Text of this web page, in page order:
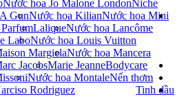
Nước hoa Jo Malone London
GunNước hoa Kilian
LaliqueNước hoa Lancôme
LaboNước hoa Louis Vuitton
MargielaNước hoa Mancera
JacobsMarie Jeanne
Nước hoa Montale
Rodriguez
Niche
Nước hoa Mini
Bodycare
Nến thơm
Tinh dầu